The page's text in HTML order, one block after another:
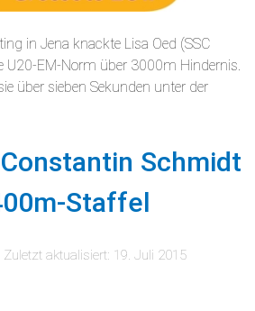
in Jena knackte Lisa Oed (SSC
U20-EM-Norm über 3000m Hindernis.
über sieben Sekunden unter der
Schmidt
Staffel
Zuletzt aktualisiert: 19. Juli 2015